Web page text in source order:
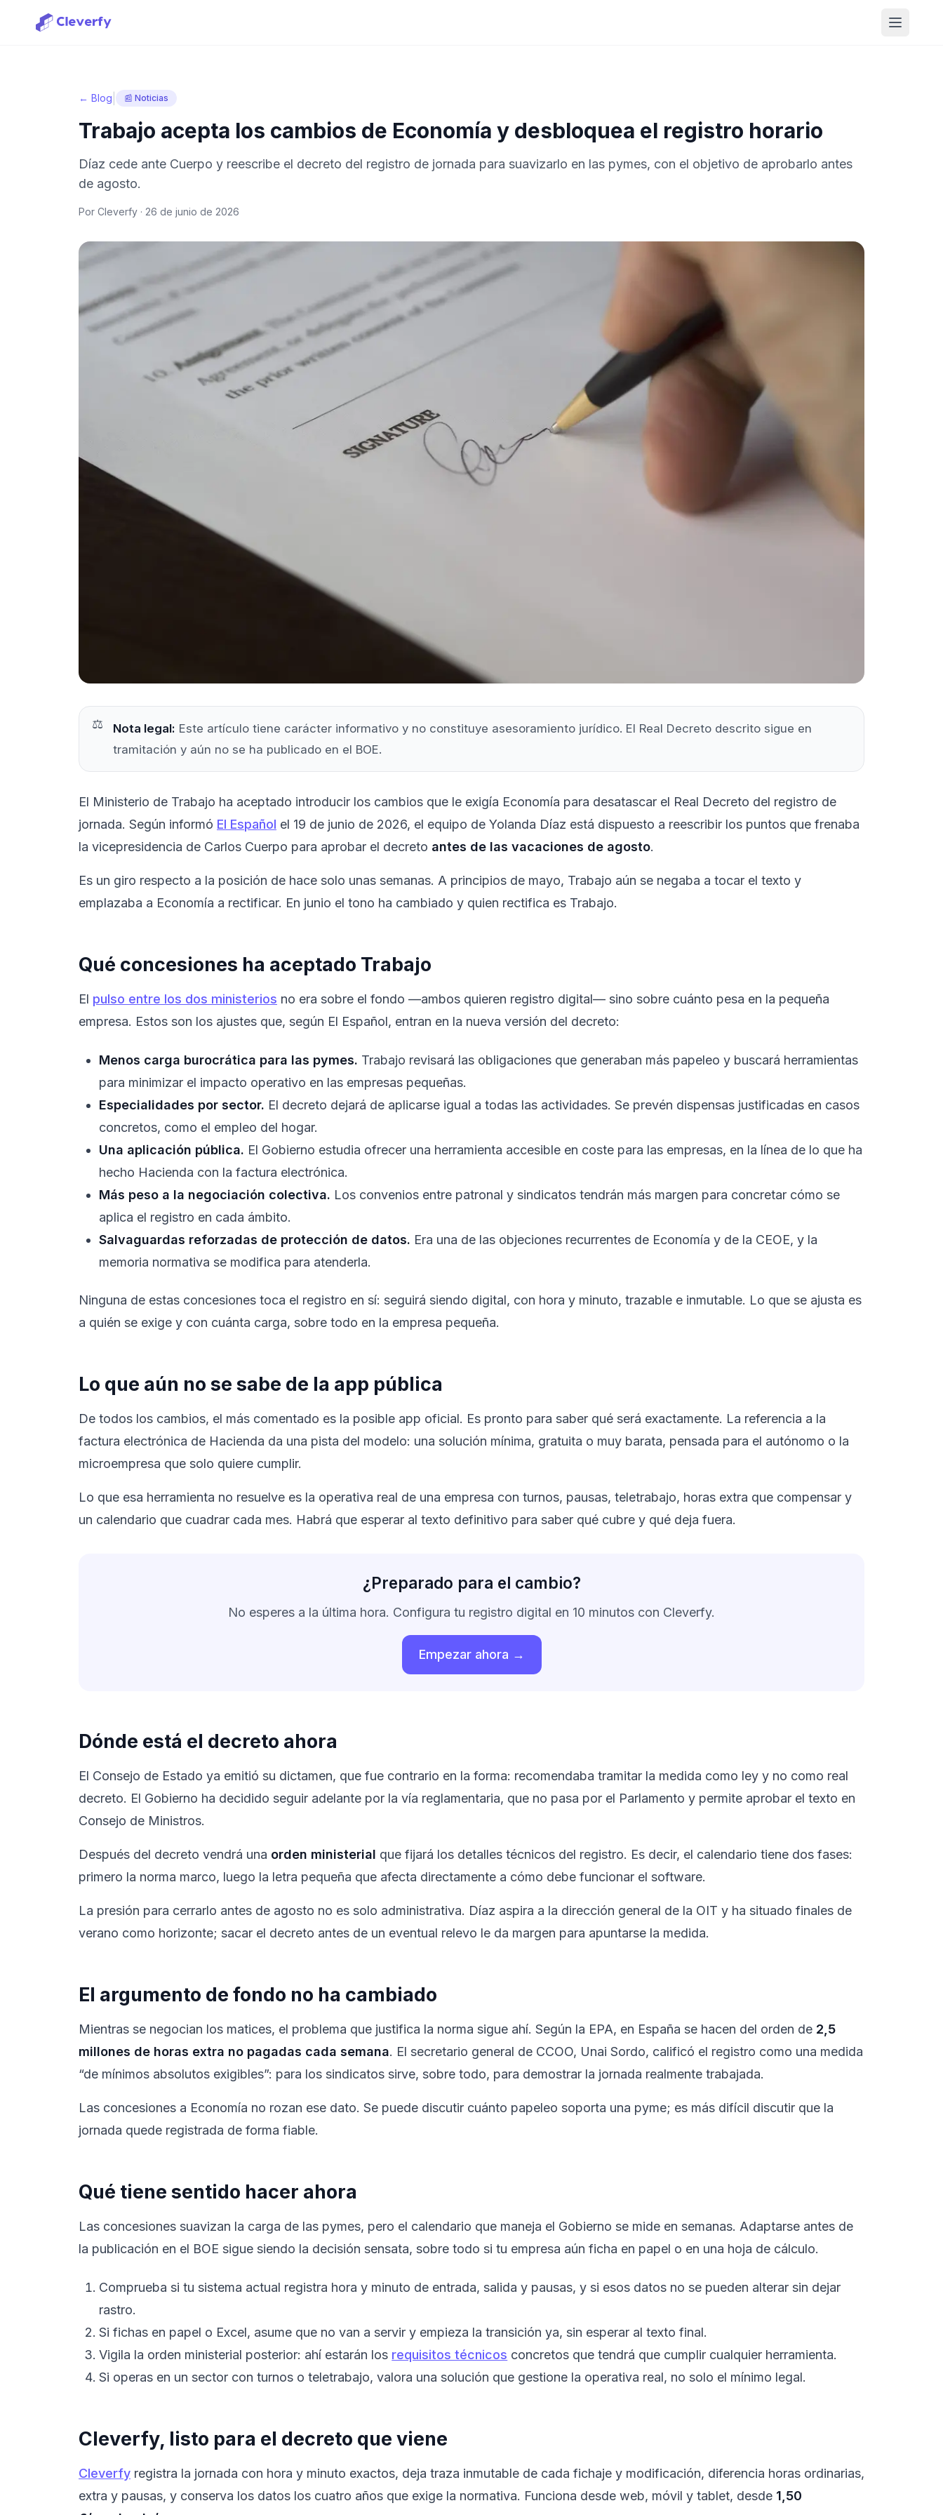
Abrir
Iniciar sesión
← Blog 📰 Noticias
Trabajo acepta los cambios de Economía y desbloquea el registro horario
Díaz cede ante Cuerpo y reescribe el decreto del registro de jornada para suavizarlo en las pymes, con el objetivo de aprobarlo antes
de agosto.
Por Cleverfy · 26 de junio de 2026
Nota legal: Este artículo tiene carácter informativo y no constituye asesoramiento jurídico. El Real Decreto descrito sigue en
tramitación y aún no se ha publicado en el BOE.
El Ministerio de Trabajo ha aceptado introducir los cambios que le exigía Economía para desatascar el Real Decreto del registro de
jornada. Según informó El Español el 19 de junio de 2026, el equipo de Yolanda Díaz está dispuesto a reescribir los puntos que frenaba
la vicepresidencia de Carlos Cuerpo para aprobar el decreto antes de las vacaciones de agosto.
Es un giro respecto a la posición de hace solo unas semanas. A principios de mayo, Trabajo aún se negaba a tocar el texto y
emplazaba a Economía a rectificar. En junio el tono ha cambiado y quien rectifica es Trabajo.
Qué concesiones ha aceptado Trabajo
El pulso entre los dos ministerios no era sobre el fondo —ambos quieren registro digital— sino sobre cuánto pesa en la pequeña
empresa. Estos son los ajustes que, según El Español, entran en la nueva versión del decreto:
Menos carga burocrática para las pymes. Trabajo revisará las obligaciones que generaban más papeleo y buscará herramientas
para minimizar el impacto operativo en las empresas pequeñas.
Especialidades por sector. El decreto dejará de aplicarse igual a todas las actividades. Se prevén dispensas justificadas en casos
concretos, como el empleo del hogar.
Una aplicación pública. El Gobierno estudia ofrecer una herramienta accesible en coste para las empresas, en la línea de lo que ha
hecho Hacienda con la factura electrónica.
Más peso a la negociación colectiva. Los convenios entre patronal y sindicatos tendrán más margen para concretar cómo se
aplica el registro en cada ámbito.
Salvaguardas reforzadas de protección de datos. Era una de las objeciones recurrentes de Economía y de la CEOE, y la
memoria normativa se modifica para atenderla.
Ninguna de estas concesiones toca el registro en sí: seguirá siendo digital, con hora y minuto, trazable e inmutable. Lo que se ajusta es
a quién se exige y con cuánta carga, sobre todo en la empresa pequeña.
Lo que aún no se sabe de la app pública
De todos los cambios, el más comentado es la posible app oficial. Es pronto para saber qué será exactamente. La referencia a la
factura electrónica de Hacienda da una pista del modelo: una solución mínima, gratuita o muy barata, pensada para el autónomo o la
microempresa que solo quiere cumplir.
Lo que esa herramienta no resuelve es la operativa real de una empresa con turnos, pausas, teletrabajo, horas extra que compensar y
un calendario que cuadrar cada mes. Habrá que esperar al texto definitivo para saber qué cubre y qué deja fuera.
¿Preparado para el cambio?
No esperes a la última hora. Configura tu registro digital en 10 minutos con Cleverfy.
Empezar ahora →
Dónde está el decreto ahora
El Consejo de Estado ya emitió su dictamen, que fue contrario en la forma: recomendaba tramitar la medida como ley y no como real
decreto. El Gobierno ha decidido seguir adelante por la vía reglamentaria, que no pasa por el Parlamento y permite aprobar el texto en
Consejo de Ministros.
Después del decreto vendrá una orden ministerial que fijará los detalles técnicos del registro. Es decir, el calendario tiene dos fases:
primero la norma marco, luego la letra pequeña que afecta directamente a cómo debe funcionar el software.
La presión para cerrarlo antes de agosto no es solo administrativa. Díaz aspira a la dirección general de la OIT y ha situado finales de
verano como horizonte; sacar el decreto antes de un eventual relevo le da margen para apuntarse la medida.
El argumento de fondo no ha cambiado
Mientras se negocian los matices, el problema que justifica la norma sigue ahí. Según la EPA, en España se hacen del orden de 2,5
millones de horas extra no pagadas cada semana. El secretario general de CCOO, Unai Sordo, calificó el registro como una medida
“de mínimos absolutos exigibles”: para los sindicatos sirve, sobre todo, para demostrar la jornada realmente trabajada.
Las concesiones a Economía no rozan ese dato. Se puede discutir cuánto papeleo soporta una pyme; es más difícil discutir que la
jornada quede registrada de forma fiable.
Qué tiene sentido hacer ahora
Las concesiones suavizan la carga de las pymes, pero el calendario que maneja el Gobierno se mide en semanas. Adaptarse antes de
la publicación en el BOE sigue siendo la decisión sensata, sobre todo si tu empresa aún ficha en papel o en una hoja de cálculo.
Comprueba si tu sistema actual registra hora y minuto de entrada, salida y pausas, y si esos datos no se pueden alterar sin dejar
rastro.
Si fichas en papel o Excel, asume que no van a servir y empieza la transición ya, sin esperar al texto final.
Vigila la orden ministerial posterior: ahí estarán los requisitos técnicos concretos que tendrá que cumplir cualquier herramienta.
Si operas en un sector con turnos o teletrabajo, valora una solución que gestione la operativa real, no solo el mínimo legal.
Cleverfy, listo para el decreto que viene
Cleverfy registra la jornada con hora y minuto exactos, deja traza inmutable de cada fichaje y modificación, diferencia horas ordinarias,
extra y pausas, y conserva los datos los cuatro años que exige la normativa. Funciona desde web, móvil y tablet, desde 1,50